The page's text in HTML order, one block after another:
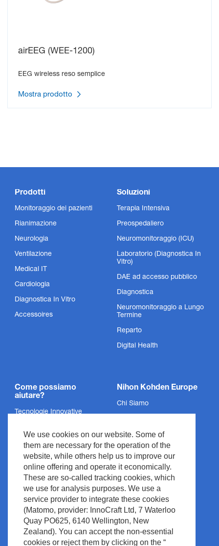
We use cookies on our website. Some of
them are necessary for the operation of the
website, while others help us to improve our
online offering and operate it economically.
These are so-called tracking cookies, which
we use for analysis purposes. We use a
service provider to integrate these cookies
(Matomo, provider: InnoCraft Ltd, 7 Waterloo
Quay PO625, 6140 Wellington, New
Zealand). You can accept the non-essential
cookies or reject them by clicking on the “
airEEG (WEE-1200)
EEG wireless reso semplice
Mostra prodotto
Prodotti
Monitoraggio dei pazienti
Rianimazione
Neurologia
Ventilazione
Medical IT
Cardiologia
Diagnostica In Vitro
Accessoires
Soluzioni
Terapia Intensiva
Preospedaliero
Neuromonitoraggio (ICU)
Laboratorio (Diagnostica In
Vitro)
DAE ad accesso pubblico
Diagnostica
Neuromonitoraggio a Lungo
Termine
Reparto
Digital Health
Come possiamo
aiutare?
Tecnologie Innovative
Supporto
Notizie ed Eventi
Centro Media
Contatto
Nihon Kohden Europe
Chi Siamo
Informazioni Legali
Legali & Conformità
Copyright
Politica del Sito
Gestione dei rifiuti